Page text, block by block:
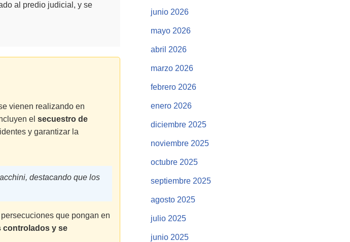
al predio judicial, y se
vienen realizando en
el secuestro de
y garantizar la
destacando que los
que pongan en
controlados y se
junio 2026
mayo 2026
abril 2026
marzo 2026
febrero 2026
enero 2026
diciembre 2025
noviembre 2025
octubre 2025
septiembre 2025
agosto 2025
julio 2025
junio 2025